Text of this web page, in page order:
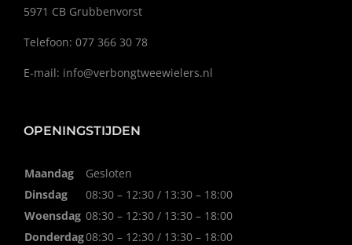
5971 CB Grubbenvorst
Telefoon: 077 366 30 78
E-mail: info@verbongtweewielers.nl
OPENINGSTIJDEN
Maandag
Gesloten
Dinsdag
08:30 – 12:30 / 13:30 – 18:00
Woensdag 08:30 – 12:30 / 13:30 – 18:00
Donderdag08:30 – 12:30 / 13:30 – 18:00